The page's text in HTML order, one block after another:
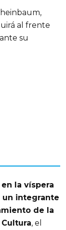
al frente
su
la víspera
un integrante
de la
, el